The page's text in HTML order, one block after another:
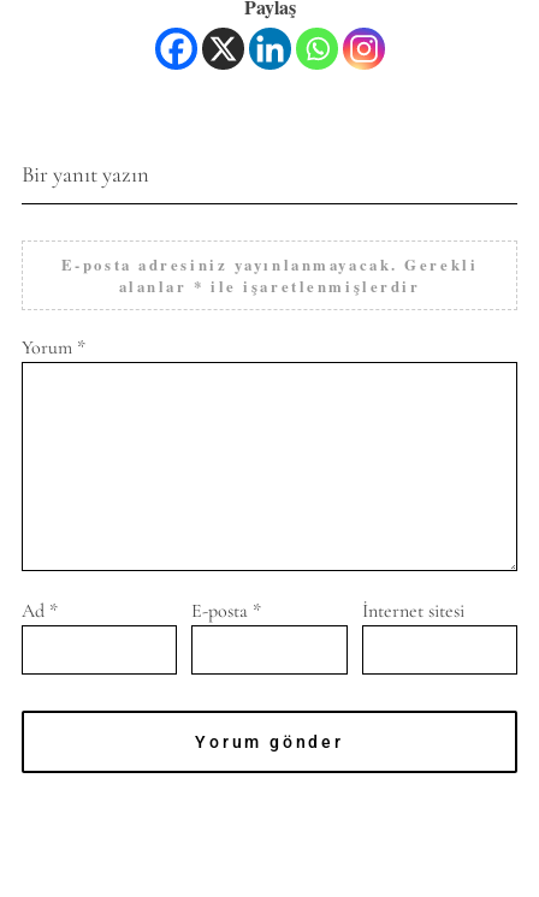
Paylaş
Bir yanıt yazın
E-posta adresiniz yayınlanmayacak. Gerekli
alanlar * ile işaretlenmişlerdir
Yorum *
Ad * E-posta * İnternet sitesi